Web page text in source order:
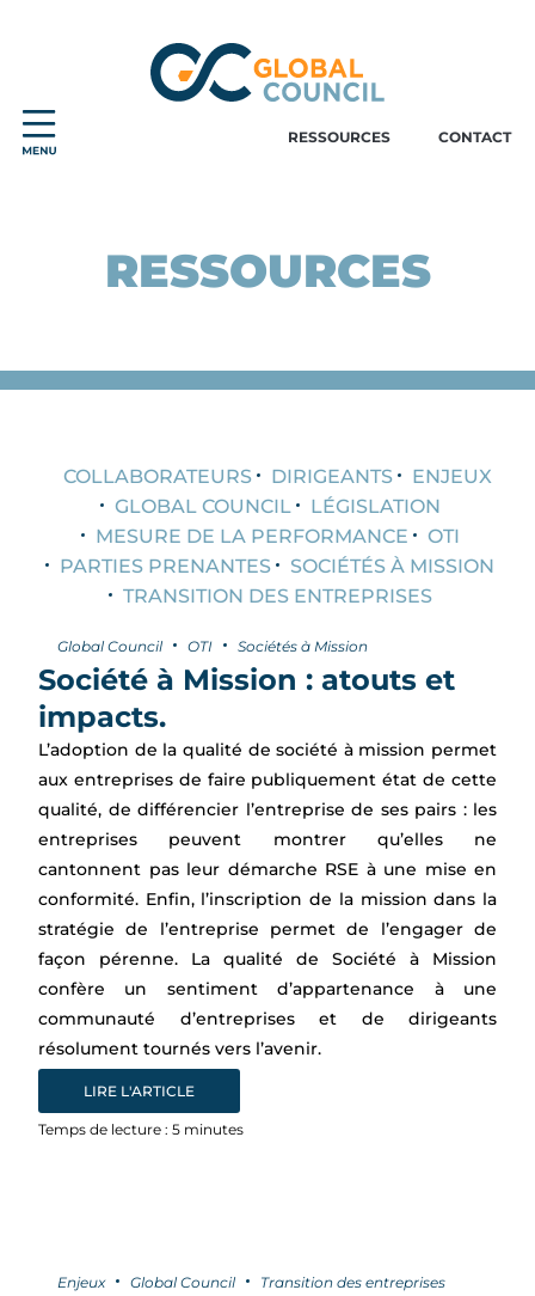
RESSOURCES CONTACT
RESSOURCES
COLLABORATEURS DIRIGEANTS
ENJEUX
GLOBAL COUNCIL
LÉGISLATION
MESURE DE LA PERFORMANCE
OTI
PARTIES PRENANTES
SOCIÉTÉS À MISSION
TRANSITION DES ENTREPRISES
Global Council OTI Sociétés à Mission
Société à Mission : atouts et
impacts.
L’adoption de la qualité de société à mission permet
aux entreprises de faire publiquement état de cette
qualité, de différencier l’entreprise de ses pairs : les
entreprises peuvent montrer qu’elles ne
cantonnent pas leur démarche RSE à une mise en
conformité. Enfin, l’inscription de la mission dans la
stratégie de l’entreprise permet de l’engager de
façon pérenne. La qualité de Société à Mission
confère un sentiment d’appartenance à une
communauté d’entreprises et de dirigeants
résolument tournés vers l’avenir.
LIRE L'ARTICLE
Temps de lecture : 5 minutes
Enjeux Global Council Transition des entreprises